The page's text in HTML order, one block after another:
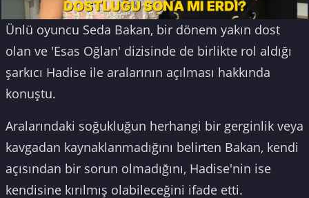
Ünlü oyuncu Seda Bakan, bir dönem yakın dost
olan ve 'Esas Oğlan' dizisinde de birlikte rol aldığı
şarkıcı Hadise ile aralarının açılması hakkında
konuştu.
Aralarındaki soğukluğun herhangi bir gerginlik veya
kavgadan kaynaklanmadığını belirten Bakan, kendi
açısından bir sorun olmadığını, Hadise'nin ise
kendisine kırılmış olabileceğini ifade etti.